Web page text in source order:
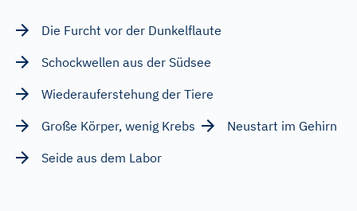
Die Furcht vor der Dunkelflaute
Schockwellen aus der Südsee
Wiederauferstehung der Tiere
Große Körper, wenig Krebs
Neustart im Gehirn
Seide aus dem Labor